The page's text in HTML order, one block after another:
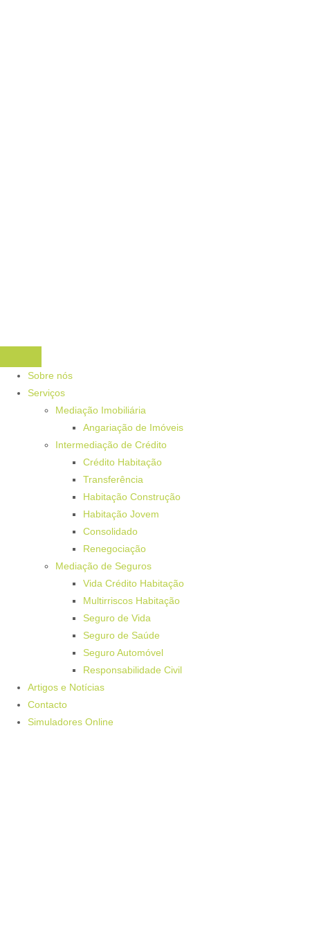
Sobre nós
Serviços
Mediação Imobiliária
Angariação de Imóveis
Intermediação de Crédito
Crédito Habitação
Transferência
Habitação Construção
Habitação Jovem
Consolidado
Renegociação
Mediação de Seguros
Vida Crédito Habitação
Multirriscos Habitação
Seguro de Vida
Seguro de Saúde
Seguro Automóvel
Responsabilidade Civil
Artigos e Notícias
Contacto
Simuladores Online